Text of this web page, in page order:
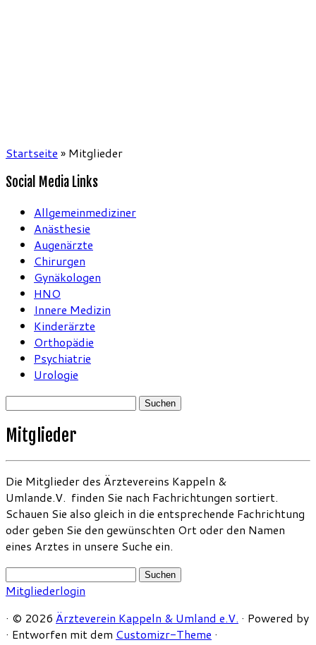
Startseite » Mitglieder
Social Media Links
Allgemeinmediziner
Anästhesie
Augenärzte
Chirurgen
Gynäkologen
HNO
Innere Medizin
Kinderärzte
Orthopädie
Psychiatrie
Urologie
Suchen
Mitglieder
Die Mitglieder des Ärztevereins Kappeln &
Umlande.V. finden Sie nach Fachrichtungen sortiert.
Schauen Sie also gleich in die entsprechende Fachrichtung
oder geben Sie den gewünschten Ort oder den Namen
eines Arztes in unsere Suche ein.
Suchen
nach:
Mitgliederlogin
· © 2026 Ärzteverein Kappeln & Umland e.V. · Powered by
· Entworfen mit dem Customizr-Theme ·